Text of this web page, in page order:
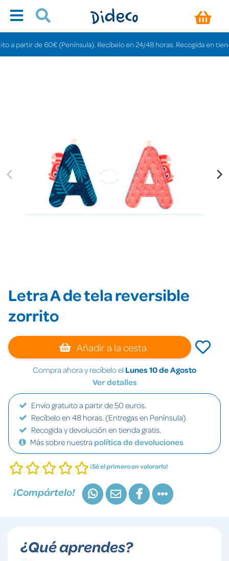
de 60€ (Península). Recíbelo en 24/48 horas. Recogida en tiendas
Letra A de tela reversible
zorrito
Añadir a la cesta
Compra ahora y recíbelo el Lunes 10 de Agosto
Ver detalles
Envío gratuito a partir de 50 euros.
Recíbelo en 48 horas. (Entregas en Península)
Recogida y devolución en tienda gratis.
Más sobre nuestra política de devoluciones
¡Sé el primero en valorarlo!
¡Compártelo!
¿Qué aprendes?